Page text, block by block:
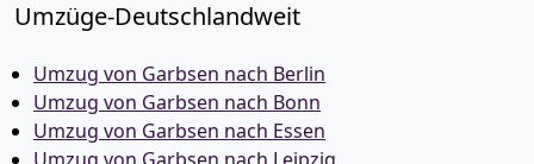
Umzüge-Deutschlandweit
Umzug von Garbsen nach Berlin
Umzug von Garbsen nach Bonn
Umzug von Garbsen nach Essen